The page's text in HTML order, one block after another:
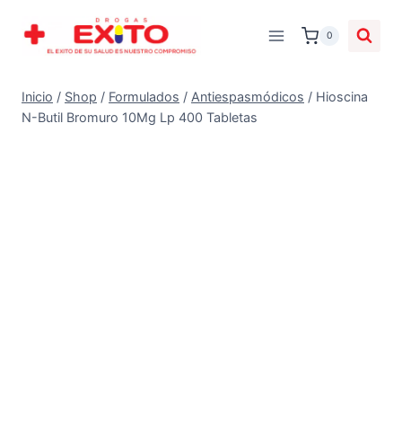
0
Inicio / Shop / Formulados / Antiespasmódicos / Hioscina
N-Butil Bromuro 10Mg Lp 400 Tabletas